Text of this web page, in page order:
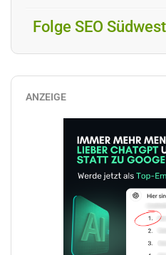
Folge SEO
ANZEIGE